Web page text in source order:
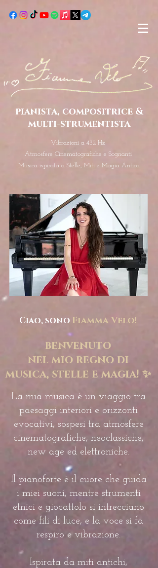
pianista, compositrice &
multi-strumentista
Vibrazioni a 432 Hz
Atmosfere Cinematografiche e Sognanti
Musica ispirata a Stelle, Miti e Magia Antica
Ciao, sono Fiamma Velo!
benvenuto
nel mio regno di
musica, stelle e magia! ✨
La mia musica è un viaggio tra
paesaggi interiori e orizzonti
evocativi, sospesi tra atmosfere
cinematografiche, neoclassiche,
new age ed elettroniche.
Il pianoforte è il cuore che guida
i miei suoni, mentre strumenti
etnici e giocattolo si intrecciano
come fili di luce, e la voce si fa
respiro e vibrazione.
Ispirata da miti antichi,